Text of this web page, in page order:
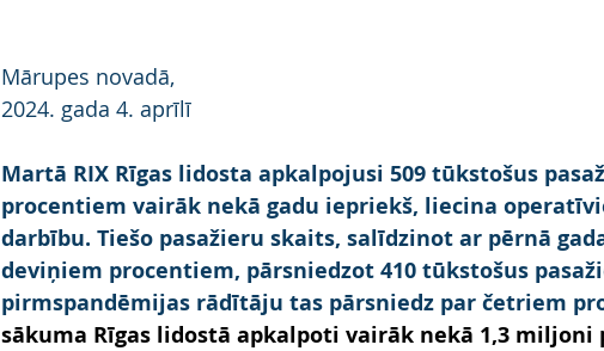
Mārupes novadā,
2024. gada 4. aprīlī
Martā RIX Rīgas lidosta apkalpojusi 509 tūkstošus
procentiem vairāk nekā gadu iepriekš, liecina
darbību. Tiešo pasažieru skaits, salīdzinot ar pērnā
deviņiem procentiem, pārsniedzot 410 tūkstošus
pirmspandēmijas rādītāju tas pārsniedz par četriem
sākuma Rīgas lidostā apkalpoti vairāk nekā 1,3 miljoni